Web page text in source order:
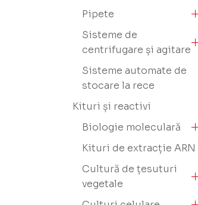
Pipete
Sisteme de
centrifugare și agitare
Sisteme automate de
stocare la rece
Kituri și reactivi
Biologie moleculară
Kituri de extracție ARN
Cultură de țesuturi
vegetale